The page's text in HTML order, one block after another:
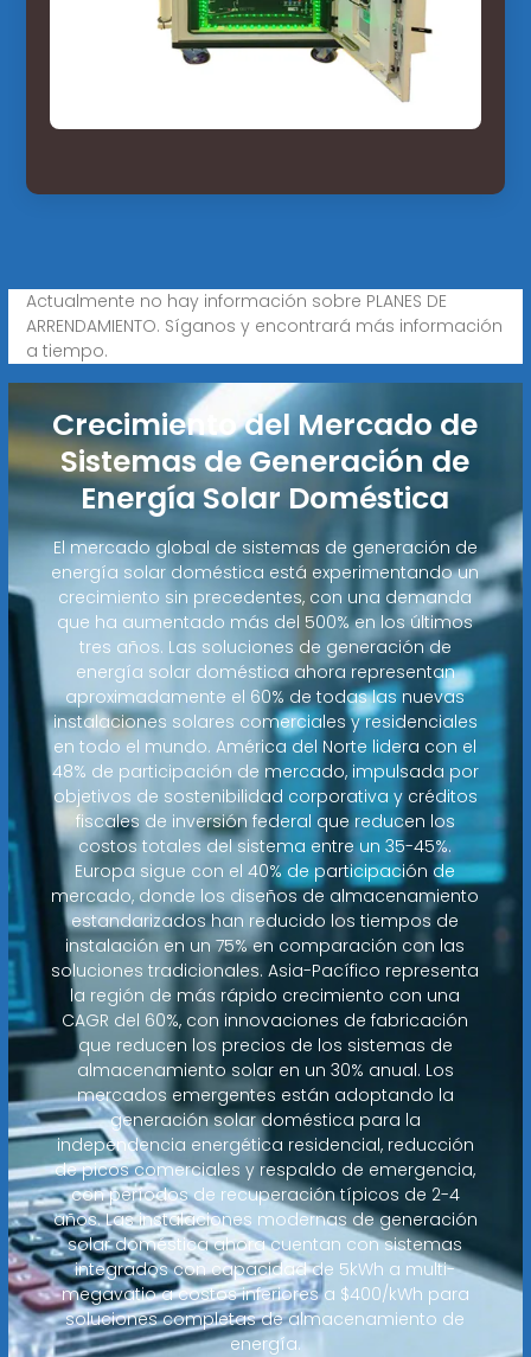
Actualmente no hay información sobre PLANES DE
ARRENDAMIENTO. Síganos y encontrará más información
a tiempo.
Crecimiento del Mercado de
Sistemas de Generación de
Energía Solar Doméstica
El mercado global de sistemas de generación de
energía solar doméstica está experimentando un
crecimiento sin precedentes, con una demanda
que ha aumentado más del 500% en los últimos
tres años. Las soluciones de generación de
energía solar doméstica ahora representan
aproximadamente el 60% de todas las nuevas
instalaciones solares comerciales y residenciales
en todo el mundo. América del Norte lidera con el
48% de participación de mercado, impulsada por
objetivos de sostenibilidad corporativa y créditos
fiscales de inversión federal que reducen los
costos totales del sistema entre un 35-45%.
Europa sigue con el 40% de participación de
mercado, donde los diseños de almacenamiento
estandarizados han reducido los tiempos de
instalación en un 75% en comparación con las
soluciones tradicionales. Asia-Pacífico representa
la región de más rápido crecimiento con una
CAGR del 60%, con innovaciones de fabricación
que reducen los precios de los sistemas de
almacenamiento solar en un 30% anual. Los
mercados emergentes están adoptando la
generación solar doméstica para la
independencia energética residencial, reducción
de picos comerciales y respaldo de emergencia,
con períodos de recuperación típicos de 2-4
años. Las instalaciones modernas de generación
solar doméstica ahora cuentan con sistemas
integrados con capacidad de 5kWh a multi-
megavatio a costos inferiores a $400/kWh para
soluciones completas de almacenamiento de
energía.